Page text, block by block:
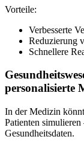
Vorteile:
Verbesserte
Reduzierung
Schnellere
personalisierte
In der Medizin
Patienten
Gesundheitsdaten.